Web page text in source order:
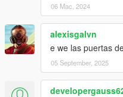
06 Mac, 2024
alexisgalvn
e we las puertas
05 September, 2025